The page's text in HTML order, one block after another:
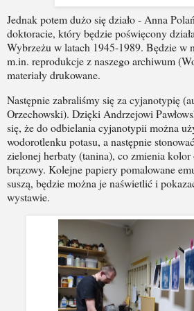
Jednak potem dużo się działo - Anna
doktoracie, który będzie poświęcony
Wybrzeżu w latach 1945-1989. Będzie w
m.in. reprodukcje z naszego archiwum
materiały drukowane.
Następnie zabraliśmy się za cyjanotypię
Orzechowski). Dzięki Andrzejowi
się, że do odbielania cyjanotypii można
wodorotlenku potasu, a następnie
zielonej herbaty (tanina), co zmienia kolor
brązowy. Kolejne papiery pomalowane
suszą, będzie można je naświetlić i
wystawie.